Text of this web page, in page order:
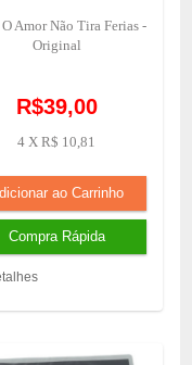
Amor Não Tira Ferias -
Original
R$39,00
4 X R$ 10,81